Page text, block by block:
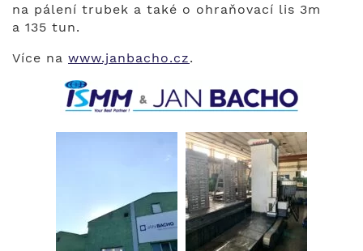
na pálení trubek a také o ohraňovací lis 3m
a 135 tun.
Více na www.janbacho.cz.